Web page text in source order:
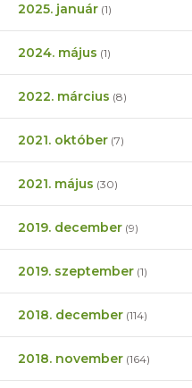
2025. január (1)
2024. május (1)
2022. március (8)
2021. október (7)
2021. május (30)
2019. december (9)
2019. szeptember (1)
2018. december (114)
2018. november (164)